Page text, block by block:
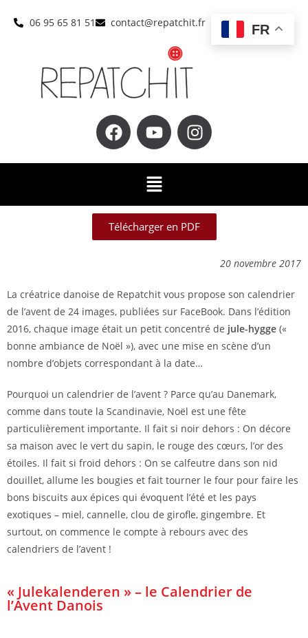
06 95 65 81 51 contact@repatchit.fr
Télécharger en PDF
20 novembre 2017
La créatrice danoise de Repatchit vous propose son calendrier
de l’avent de 24 images, publiées sur FaceBook. Dans l’édition
2016, chaque image était un petit concentré de jule-hygge («
bonne ambiance de Noël »), avec une mise en scène d’un
nombre d’objets correspondant à la date…
Pourquoi un calendrier de l’avent ? Parce qu’au Danemark,
comme dans toute la Scandinavie, Noël est une fête
particulièrement importante. Il fait si noir dehors : On décore
sa maison avec le vert du sapin, le rouge des cœurs, l’or des
étoiles. Il fait si froid dehors : On se calfeutre dans son nid
douillet, allume les bougies et fait tourner le four pour faire les
bons biscuits aux épices qui évoquent l’été et les pays
exotiques – miel, cannelle, clou de girofle, gingembre. Et
surtout, on commence le compte à rebours avec des
calendriers de l’avent !
« Julekalenderen » – le Calendrier de
l’Avent Danois
FR